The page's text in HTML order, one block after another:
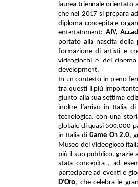
laurea triennale orientato
che nel 2017 si prepara
diploma concepita e
entertainment; AIV,
portato alla nascita della
formazione di artisti e
videogiochi e del
development.
In un contesto in pieno
tra questi il più
giunto alla sua settima
inoltre l’arrivo in Italia
tecnologica, con una
globale di quasi 500.000
in Italia di Game On 2.0,
Museo del Videogioco
più il suo pubblico, grazie
stata concepita , ad
partecipare ad eventi e
D’Oro, che celebra le